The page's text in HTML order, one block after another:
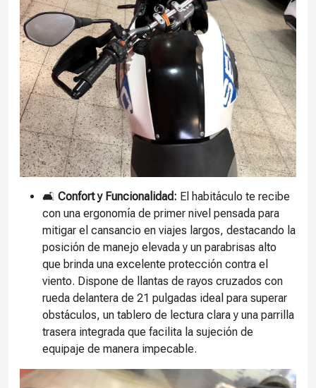
🛋️ Confort y Funcionalidad: El habitáculo te recibe
con una ergonomía de primer nivel pensada para
mitigar el cansancio en viajes largos, destacando la
posición de manejo elevada y un parabrisas alto
que brinda una excelente protección contra el
viento. Dispone de llantas de rayos cruzados con
rueda delantera de 21 pulgadas ideal para superar
obstáculos, un tablero de lectura clara y una parrilla
trasera integrada que facilita la sujeción de
equipaje de manera impecable.